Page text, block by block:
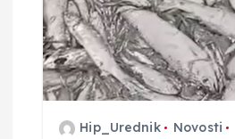
Hip_Urednik
Novosti